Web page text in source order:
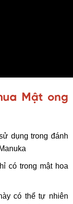
Mật ong
dụng trong đánh
có trong mật hoa
có thể tự nhiên